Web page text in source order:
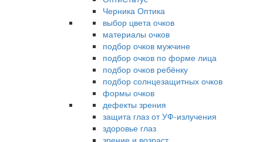
Черника Оптика
выбор цвета очков
материалы очков
подбор очков мужчине
подбор очков по форме лица
подбор очков ребёнку
подбор солнцезащитных очков
формы очков
дефекты зрения
защита глаз от УФ-излучения
здоровье глаз